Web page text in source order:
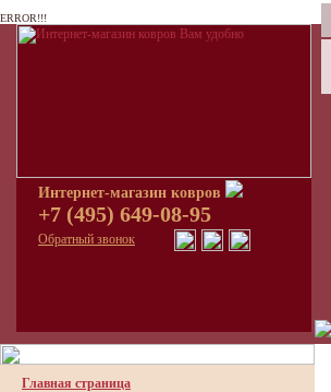
ERROR!!!
Интернет-магазин ковров
+7 (495) 649-08-95
Обратный звонок
Главная страница